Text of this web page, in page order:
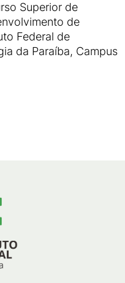
Superior de
de
Federal de
da Paraíba, Campus